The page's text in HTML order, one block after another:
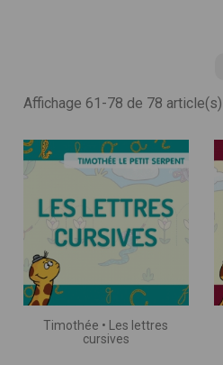
Affichage 61-78 de 78 article(s)
Timothée • Les lettres
cursives